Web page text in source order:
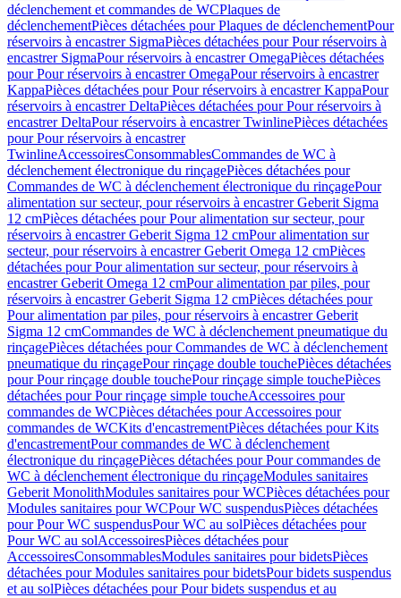
déclenchement et commandes de WCPlaques de
déclenchementPièces détachées pour Plaques de déclenchementPour
réservoirs à encastrer SigmaPièces détachées pour Pour réservoirs à
encastrer SigmaPour réservoirs à encastrer OmegaPièces détachées
pour Pour réservoirs à encastrer OmegaPour réservoirs à encastrer
KappaPièces détachées pour Pour réservoirs à encastrer KappaPour
réservoirs à encastrer DeltaPièces détachées pour Pour réservoirs à
encastrer DeltaPour réservoirs à encastrer TwinlinePièces détachées
pour Pour réservoirs à encastrer
TwinlineAccessoiresConsommablesCommandes de WC à
déclenchement électronique du rinçagePièces détachées pour
Commandes de WC à déclenchement électronique du rinçagePour
alimentation sur secteur, pour réservoirs à encastrer Geberit Sigma
12 cmPièces détachées pour Pour alimentation sur secteur, pour
réservoirs à encastrer Geberit Sigma 12 cmPour alimentation sur
secteur, pour réservoirs à encastrer Geberit Omega 12 cmPièces
détachées pour Pour alimentation sur secteur, pour réservoirs à
encastrer Geberit Omega 12 cmPour alimentation par piles, pour
réservoirs à encastrer Geberit Sigma 12 cmPièces détachées pour
Pour alimentation par piles, pour réservoirs à encastrer Geberit
Sigma 12 cmCommandes de WC à déclenchement pneumatique du
rinçagePièces détachées pour Commandes de WC à déclenchement
pneumatique du rinçagePour rinçage double touchePièces détachées
pour Pour rinçage double touchePour rinçage simple touchePièces
détachées pour Pour rinçage simple toucheAccessoires pour
commandes de WCPièces détachées pour Accessoires pour
commandes de WCKits d'encastrementPièces détachées pour Kits
d'encastrementPour commandes de WC à déclenchement
électronique du rinçagePièces détachées pour Pour commandes de
WC à déclenchement électronique du rinçageModules sanitaires
Geberit MonolithModules sanitaires pour WCPièces détachées pour
Modules sanitaires pour WCPour WC suspendusPièces détachées
pour Pour WC suspendusPour WC au solPièces détachées pour
Pour WC au solAccessoiresPièces détachées pour
AccessoiresConsommablesModules sanitaires pour bidetsPièces
détachées pour Modules sanitaires pour bidetsPour bidets suspendus
et au solPièces détachées pour Pour bidets suspendus et au